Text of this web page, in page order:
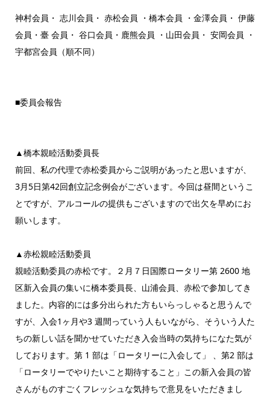
神村会員・ 志川会員・ 赤松会員 ・橋本会員 ・金澤会員・ 伊藤
会員・臺 会員・ 谷口会員・鹿熊会員 ・山田会員・ 安岡会員 ・
宇都宮会員（順不同）
■委員会報告
▲橋本親睦活動委員長
前回、私の代理で赤松委員からご説明があったと思いますが、
3月5日第42回創立記念例会がございます。今回は昼間というこ
とですが、アルコールの提供もございますので出欠を早めにお
願いします。
▲赤松親睦活動委員
親睦活動委員の赤松です。２月７日国際ロータリー第 2600 地
区新入会員の集いに橋本委員長、山浦会員、赤松で参加してき
ました。内容的には多分出られた方もいらっしゃると思うんで
すが、入会1ヶ月や3 週間っていう人もいながら、そういう人た
ちの新しい話を聞かせていただき入会当時の気持ちになた気が
しております。第 1 部は「ロータリーに入会して」 、第2 部は
「ロータリーでやりたいこと期待すること」この新入会員の皆
さんがものすごくフレッシュな気持ちで意見をいただきまし